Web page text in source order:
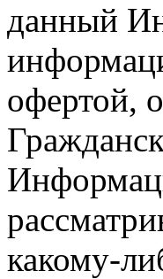
данный
офертой,
какому-